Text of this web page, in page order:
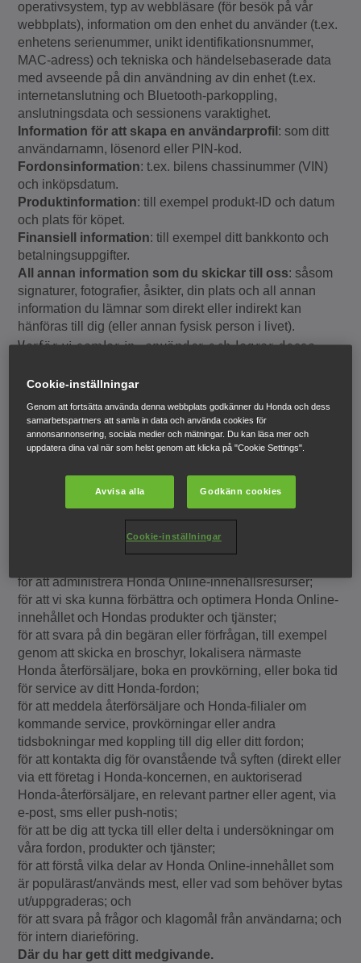
operativsystem, typ av webbläsare (för besök på vår
webbplats), information om den enhet du använder (t.ex.
enhetens serienummer, unikt identifikationsnummer,
MAC-adress) och tekniska och händelsebaserade data
med avseende på din användning av din enhet (t.ex.
internetanslutning och Bluetooth-parkoppling,
anslutningsdata och sessionens varaktighet.
Information för att skapa en användarprofil : som ditt
användarnamn, lösenord eller PIN-kod.
Fordonsinformation: t.ex. bilens chassinummer (VIN)
och inköpsdatum.
Produktinformation: till exempel produkt-ID och datum
och plats för köpet.
Finansiell information: till exempel ditt bankkonto och
betalningsuppgifter.
All annan information som du skickar till oss: såsom
signaturer, fotografier, åsikter, din plats och all annan
information du lämnar som direkt eller indirekt kan
hänföras till dig (eller annan fysisk person i livet).
Varför vi samlar in, använder och lagrar dessa
Vi samlar in, använder och lagrar dina personuppgifter
av de skäl som anges nedan.
som listade nedan, och där våra intressen inte
åsidosätts av dina dataskyddsrättigheter.
för att via post marknadsföra Hondas produkter eller
för att leverera Honda Online-innehållet och relaterade
för att administrera Honda Online-innehållsresurser;
för att vi ska kunna förbättra och optimera Honda Online-
innehållet och Hondas produkter och tjänster;
för att svara på din begäran eller förfrågan, till exempel
genom att skicka en broschyr, lokalisera närmaste
Honda återförsäljare, boka en provkörning, eller boka tid
för service av ditt Honda-fordon;
för att meddela återförsäljare och Honda-filialer om
kommande service, provkörningar eller andra
tidsbokningar med koppling till dig eller ditt fordon;
för att kontakta dig för ovanstående två syften (direkt eller
via ett företag i Honda-koncernen, en auktoriserad
Honda-återförsäljare, en relevant partner eller agent, via
e-post, sms eller push-notis;
för att be dig att tycka till eller delta i undersökningar om
våra fordon, produkter och tjänster;
för att förstå vilka delar av Honda Online-innehållet som
är populärast/används mest, eller vad som behöver bytas
ut/uppgraderas; och
för att svara på frågor och klagomål från användarna; och
för intern diarieföring.
Där du har gett ditt medgivande.
Cookie-inställningar
Genom att fortsätta använda denna webbplats godkänner du Honda och dess
samarbetspartners att samla in data och använda cookies för
annonsannonsering, sociala medier och mätningar. Du kan läsa mer och
uppdatera dina val när som helst genom att klicka på "Cookie Settings".
Avvisa alla Godkänn cookies
Cookie-inställningar